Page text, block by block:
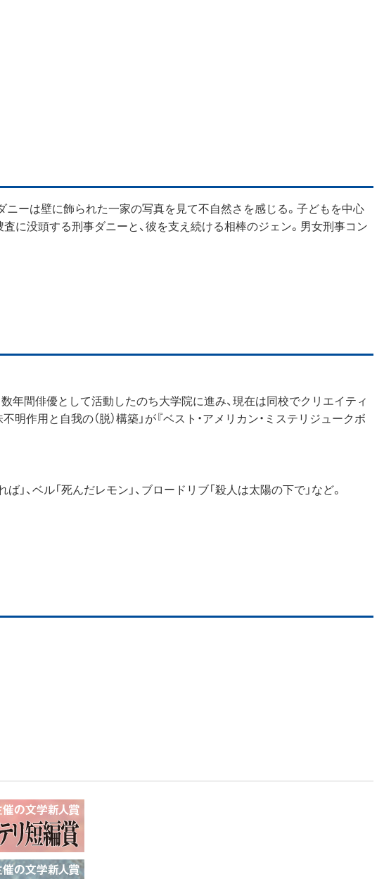
ーは壁に飾られた一家の写真を見て不自然さを感じる。子どもを中心
に没頭する刑事ダニーと、彼を支え続ける相棒のジェン。男女刑事コン
年間俳優として活動したのち大学院に進み、現在は同校でクリエイティ
作用と自我の（脱）構築」が『ベスト・アメリカン・ミステリジュークボ
、ベル「死んだレモン」、ブロードリブ「殺人は太陽の下で」など。